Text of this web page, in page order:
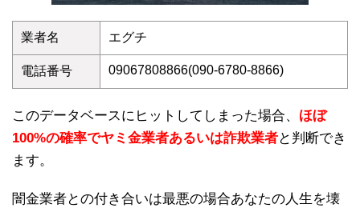
業者名 エグチ
電話番号 09067808866(090-6780-8866)
このデータベースにヒットしてしまった場合、 ほぼ
100%の確率でヤミ金業者あるいは詐欺業者と判断でき
ます。
闇金業者との付き合いは最悪の場合あなたの人生を壊